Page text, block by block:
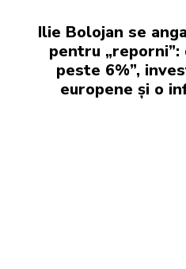
Ilie Bolojan se
pentru
peste 6%”,
europene și o